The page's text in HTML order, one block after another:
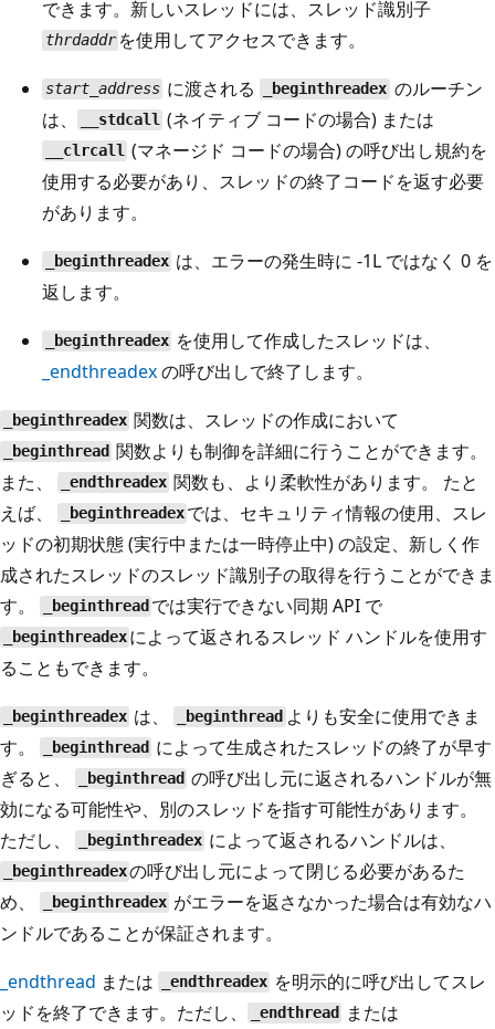
できます。新しいスレッドには、スレッド識別子
thrdaddr を使用してアクセスできます。
start_address に渡される _beginthreadex のルーチン
は、
__stdcall (ネイティブ コードの場合) または
__clrcall (マネージド コードの場合) の呼び出し規約を
使用する必要があり、スレッドの終了コードを返す必要
があります。
_beginthreadex は、エラーの発生時に -1L ではなく 0 を
返します。
_beginthreadex を使用して作成したスレッドは、
_endthreadexの呼び出しで終了します。
_beginthreadex 関数は、スレッドの作成において
_beginthread 関数よりも制御を詳細に行うことができます。
また、
_endthreadex 関数も、より柔軟性があります。 たと
えば、
_beginthreadex では、セキュリティ情報の使用、スレ
ッドの初期状態 (実行中または一時停止中) の設定、新しく作
成されたスレッドのスレッド識別子の取得を行うことができま
す。
_beginthread では実行できない同期 API で
_beginthreadex によって返されるスレッド ハンドルを使用す
ることもできます。
_beginthreadex は、 _beginthread よりも安全に使用できま
す。
_beginthread によって生成されたスレッドの終了が早す
ぎると、
_beginthread の呼び出し元に返されるハンドルが無
効になる可能性や、別のスレッドを指す可能性があります。
ただし、
_beginthreadex によって返されるハンドルは、
_beginthreadexの呼び出し元によって閉じる必要があるた
め、
_beginthreadex がエラーを返さなかった場合は有効なハ
ンドルであることが保証されます。
_endthread または _endthreadex を明示的に呼び出してスレ
ッドを終了できます。ただし、
_endthread または